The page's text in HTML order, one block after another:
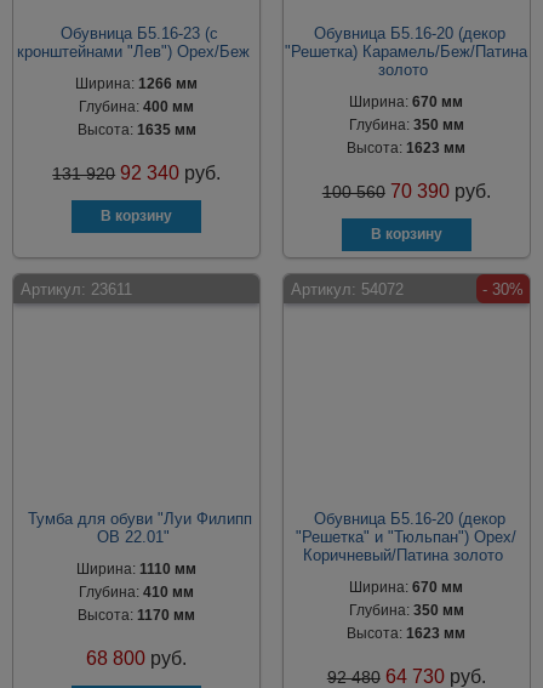
Обувница Б5.16-23 (с
кронштейнами "Лев") Орех/Беж
Ширина:1266 мм
Глубина:400 мм
Высота: 1635 мм
131 920 92 340 руб.
Обувница Б5.16-20 (декор
"Решетка) Карамель/Беж/Патина
золото
Ширина:670 мм
Глубина: 350 мм
Высота:1623 мм
100 560 70 390 руб.
Артикул: 23611
Тумба для обуви "Луи Филипп
ОВ 22.01"
Ширина:1110 мм
Глубина:410 мм
Высота:1170 мм
68 800 руб.
Артикул: 54072 - 30%
Обувница Б5.16-20 (декор
"Решетка" и "Тюльпан") Орех/
Коричневый/Патина золото
Ширина:670 мм
Глубина: 350 мм
Высота:1623 мм
92 480 64 730 руб.